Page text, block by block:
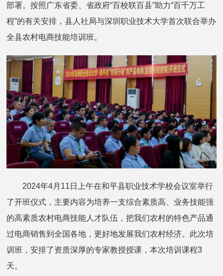
部署。按照广东省委、省政府“百校联百县”助力“百千万工
程”的有关安排，县人社局与深圳职业技术大学首次联合举办
全县农村电商技能培训班。
2024年4月11日上午在和平县职业技术学校会议室举行
了开班仪式，主要内容为培养一支综合素质高、业务技能强
的高素质农村电商技能人才队伍，把我们农村的特色产品通
过电商销售到全国各地，更好地发展我们农村经济。此次培
训班，安排了资质深厚的专家教授授课，本次培训课程3
天。